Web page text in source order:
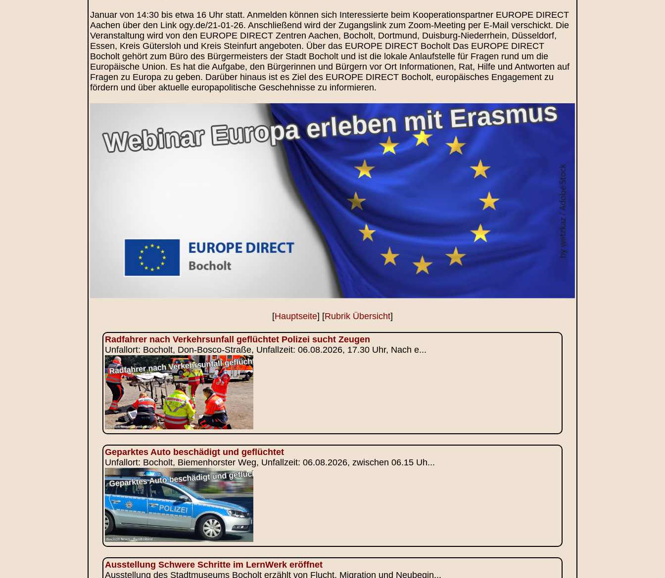
Januar von 14:30 bis etwa 16 Uhr statt. Anmelden können sich Interessierte beim Kooperationspartner EUROPE DIRECT
Aachen über den Link ogy.de/21-01-26. Anschließend wird der Zugangslink zum Zoom-Meeting per E-Mail verschickt. Die
Veranstaltung wird von den EUROPE DIRECT Zentren Aachen, Bocholt, Dortmund, Duisburg-Niederrhein, Düsseldorf,
Essen, Kreis Gütersloh und Kreis Steinfurt angeboten. Über das EUROPE DIRECT Bocholt Das EUROPE DIRECT
Bocholt gehört zum Büro des Bürgermeisters der Stadt Bocholt und ist die lokale Anlaufstelle für Fragen rund um die
Europäische Union. Es hat die Aufgabe, den Bürgerinnen und Bürgern vor Ort Informationen, Rat, Hilfe und Antworten auf
Fragen zu Europa zu geben. Darüber hinaus ist es Ziel des EUROPE DIRECT Bocholt, europäisches Engagement zu
fördern und über aktuelle europapolitische Geschehnisse zu informieren.
[Hauptseite] [Rubrik Übersicht]
Radfahrer nach Verkehrsunfall geflüchtet Polizei sucht Zeugen
Unfallort: Bocholt, Don-Bosco-Straße, Unfallzeit: 06.08.2026, 17.30 Uhr, Nach e...
Geparktes Auto beschädigt und geflüchtet
Unfallort: Bocholt, Biemenhorster Weg, Unfallzeit: 06.08.2026, zwischen 06.15 Uh...
Ausstellung Schwere Schritte im LernWerk eröffnet
Ausstellung des Stadtmuseums Bocholt erzählt von Flucht, Migration und Neubegin...